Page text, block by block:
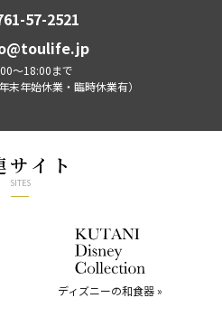
57-2521
～18:00まで
末年始休業・臨時休業有）
サイト
SITES
ディズニーの和食器 »